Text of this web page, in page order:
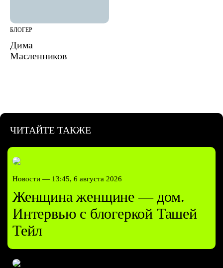
БЛОГЕР
Дима
Масленников
ЧИТАЙТЕ ТАКЖЕ
Новости — 13:45, 6 августа 2026
Женщина женщине — дом.
Интервью с блогеркой Ташей
Тейл